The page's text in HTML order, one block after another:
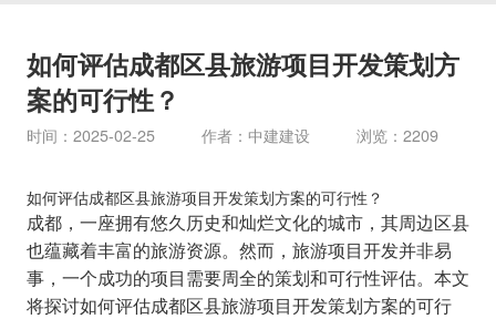
如何评估成都区县旅游项目开发策划方
案的可行性？
时间：2025-02-25 作者：中建建设 浏览：2209
如何评估成都区县旅游项目开发策划方案的可行性？
成都，一座拥有悠久历史和灿烂文化的城市，其周边区县
也蕴藏着丰富的旅游资源。然而，旅游项目开发并非易
事，一个成功的项目需要周全的策划和可行性评估。本文
将探讨如何评估成都区县旅游项目开发策划方案的可行